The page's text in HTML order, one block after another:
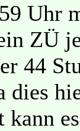
Uhr
ZÜ
44
dies
kann